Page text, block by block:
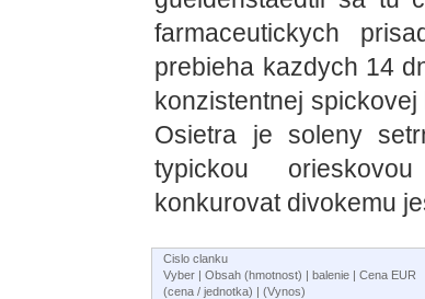
farmaceutickych
prebieha kazdych 14
konzistentnej
Osietra je soleny
typickou
konkurovat divokemu
Cislo clanku
Vyber | Obsah (hmotnost) | balenie | Cena EUR
(cena / jednotka) | (Vynos)